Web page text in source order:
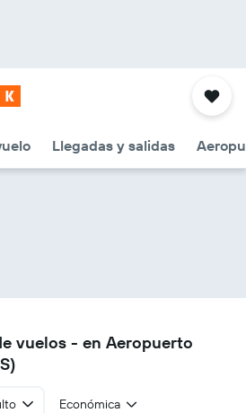
Llegadas y salidas
vuelos - en Aeropuerto
Económica